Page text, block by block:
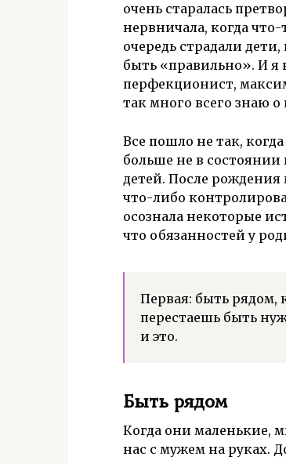
очень старалась
нервничала, когда
очередь страдали
быть «правильно». И я
перфекционист,
так много всего знаю
Все пошло не так,
больше не в
детей. После рождения
что-либо
осознала некоторые
что обязанностей у
Первая: быть рядом,
перестаешь быть
и это.
Быть рядом
Когда они маленькие,
нас с мужем на руках.